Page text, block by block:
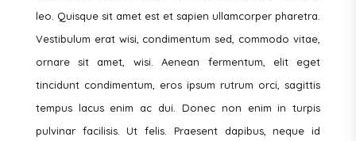
leo. Quisque sit amet est et sapien ullamcorper pharetra.
Vestibulum erat wisi, condimentum sed, commodo vitae,
ornare sit amet, wisi. Aenean fermentum, elit eget
tincidunt condimentum, eros ipsum rutrum orci, sagittis
tempus lacus enim ac dui. Donec non enim in turpis
pulvinar facilisis. Ut felis. Praesent dapibus, neque id